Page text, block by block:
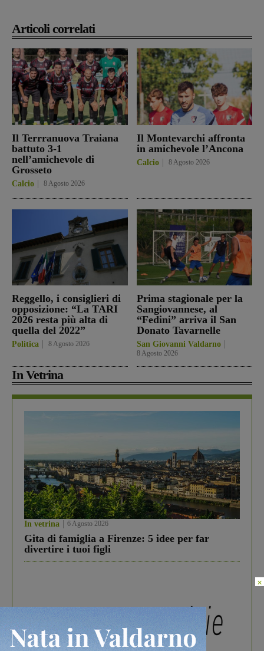
Articoli correlati
Il Terrranuova Traiana
battuto 3-1
nell’amichevole di
Grosseto
Calcio 8 Agosto 2026
Il Montevarchi affronta
in amichevole l’Ancona
Calcio 8 Agosto 2026
Reggello, i consiglieri di
opposizione: “La TARI
2026 resta più alta di
quella del 2022”
Politica 8 Agosto 2026
Prima stagionale per la
Sangiovannese, al
“Fedini” arriva il San
Donato Tavarnelle
San Giovanni Valdarno
8 Agosto 2026
In Vetrina
In vetrina 6 Agosto 2026
Gita di famiglia a Firenze: 5 idee per far
divertire i tuoi figli
×